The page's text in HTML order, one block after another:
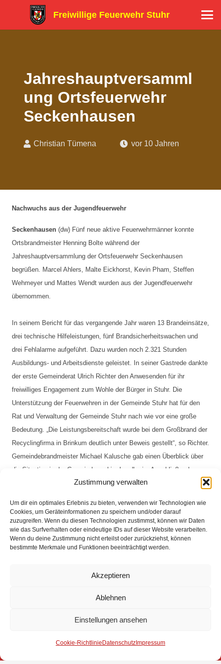
Zustimmung verwalten
Um dir ein optimales Erlebnis zu bieten, verwenden wir Technologien wie
Cookies, um Geräteinformationen zu speichern und/oder darauf
zuzugreifen. Wenn du diesen Technologien zustimmst, können wir Daten
wie das Surfverhalten oder eindeutige IDs auf dieser Website verarbeiten.
Wenn du deine Zustimmung nicht erteilst oder zurückziehst, können
bestimmte Merkmale und Funktionen beeinträchtigt werden.
Akzeptieren
Ablehnen
Einstellungen ansehen
Cookie-Richtlinie Datenschutz Impressum
Freiwillige Feuerwehr Stuhr
Jahreshauptversamml
ung Ortsfeuerwehr
Seckenhausen
Christian Tümena vor 10 Jahren
Nachwuchs aus der Jugendfeuerwehr
Seckenhausen (dw) Fünf neue aktive Feuerwehrmänner konnte
Ortsbrandmeister Henning Bolte während der
Jahreshauptversammlung der Ortsfeuerwehr Seckenhausen
begrüßen. Marcel Ahlers, Malte Eickhorst, Kevin Pham, Steffen
Wehmeyer und Mattes Wendt wurden aus der Jugendfeuerwehr
übernommen.
In seinem Bericht für das vergangende Jahr waren 13 Brandeinsätze,
drei technische Hilfeleistungen, fünf Brandsicherheitswachen und
drei Fehlalarme aufgeführt. Dazu wurden noch 2.321 Stunden
Ausbildungs- und Arbeitsdienste geleistet. In seiner Gastrede dankte
der erste Gemeinderat Ulrich Richter den Anwesenden für ihr
freiwilliges Engagement zum Wohle der Bürger in Stuhr. Die
Unterstützung der Feuerwehren in der Gemeinde Stuhr hat für den
Rat und Verwaltung der Gemeinde Stuhr nach wie vor eine große
Bedeutung. „Die Leistungsbereitschaft wurde bei dem Großbrand der
Recyclingfirma in Brinkum deutlich unter Beweis gestellt“, so Richter.
Gemeindebrandmeister Michael Kalusche gab einen Überblick über
die Situation in der Gemeinde und im Landkreis. Anschließend
beförderte er Nico Ahlers und Eike Holthusen zu Feuerwehrmännern
Feuerwehrehrenzeichen in Silber für 25 Jahre Dienst in der
Feuerwehr.
Bericht: Dieter Wendt
Impressum